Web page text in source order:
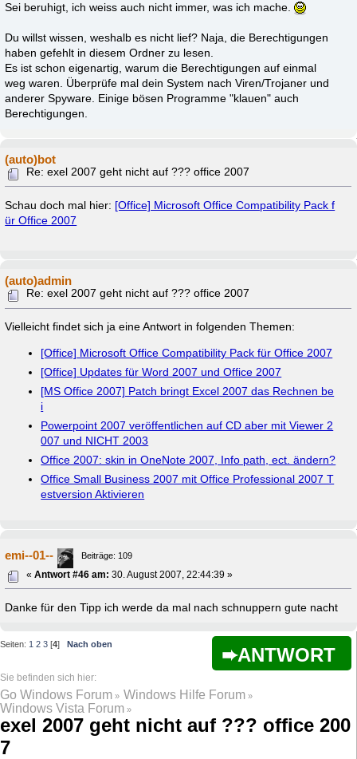
Sei beruhigt, ich weiss auch nicht immer, was ich mache.
Du willst wissen, weshalb es nicht lief? Naja, die Berechtigungen
haben gefehlt in diesem Ordner zu lesen.
Es ist schon eigenartig, warum die Berechtigungen auf einmal
weg waren. Überprüfe mal dein System nach Viren/Trojaner und
anderer Spyware. Einige bösen Programme "klauen" auch
Berechtigungen.
(auto)bot
Re: exel 2007 geht nicht auf ??? office 2007
Schau doch mal hier: [Office] Microsoft Office Compatibility Pack f
ür Office 2007
(auto)admin
Re: exel 2007 geht nicht auf ??? office 2007
Vielleicht findet sich ja eine Antwort in folgenden Themen:
[Office] Microsoft Office Compatibility Pack für Office 2007
[Office] Updates für Word 2007 und Office 2007
[MS Office 2007] Patch bringt Excel 2007 das Rechnen be
i
Powerpoint 2007 veröffentlichen auf CD aber mit Viewer 2
007 und NICHT 2003
Office 2007: skin in OneNote 2007, Info path, ect. ändern?
Office Small Business 2007 mit Office Professional 2007 T
estversion Aktivieren
emi--01--
Beiträge: 109
«Antwort #46 am: 30. August 2007, 22:44:39 »
Danke für den Tipp ich werde da mal nach schnuppern gute nacht
ANTWORT
Seiten: 1 2 3 [4] Nach oben
Go Windows Forum » Windows Hilfe Forum »
Windows Vista Forum »
exel 2007 geht nicht auf ??? office 200
7